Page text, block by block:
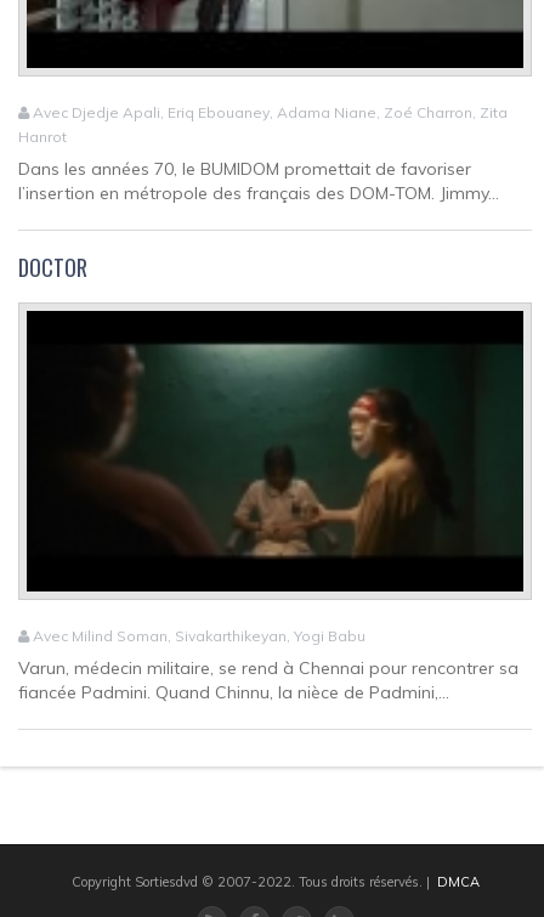
Avec Djedje Apali, Eriq Ebouaney, Adama Niane, Zoé Charron, Zita
Hanrot
Dans les années 70, le BUMIDOM promettait de favoriser
l’insertion en métropole des français des DOM-TOM. Jimmy...
DOCTOR
Avec Milind Soman, Sivakarthikeyan, Yogi Babu
Varun, médecin militaire, se rend à Chennai pour rencontrer sa
fiancée Padmini. Quand Chinnu, la nièce de Padmini,...
Copyright Sortiesdvd © 2007-2022. Tous droits réservés. | DMCA